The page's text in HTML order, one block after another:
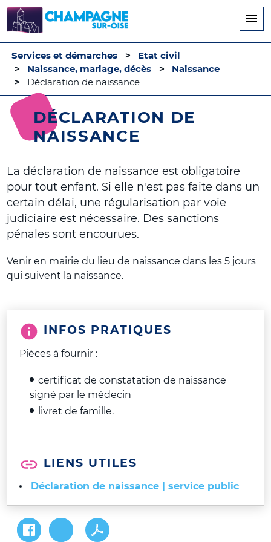
principal
Services et démarches
Etat civil
Naissance, mariage, décès
Naissance
Déclaration de naissance
DÉCLARATION DE
NAISSANCE
La déclaration de naissance est obligatoire
pour tout enfant. Si elle n'est pas faite dans un
certain délai, une régularisation par voie
judiciaire est nécessaire. Des sanctions
pénales sont encourues.
Venir en mairie du lieu de naissance dans les 5 jours
qui suivent la naissance.
INFOS PRATIQUES
Pièces à fournir :
certificat de constatation de naissance
signé par le médecin
livret de famille.
LIENS UTILES
Déclaration de naissance | service public